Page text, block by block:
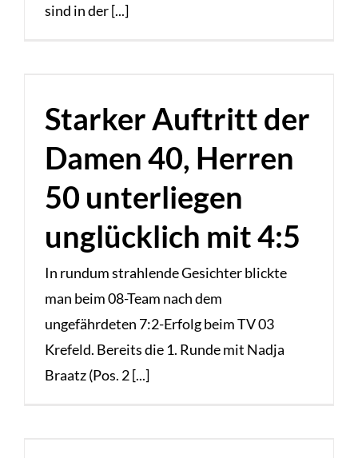
sind in der [...]
Starker Auftritt der
Damen 40, Herren
50 unterliegen
unglücklich mit 4:5
In rundum strahlende Gesichter blickte
man beim 08-Team nach dem
ungefährdeten 7:2-Erfolg beim TV 03
Krefeld. Bereits die 1. Runde mit Nadja
Braatz (Pos. 2 [...]